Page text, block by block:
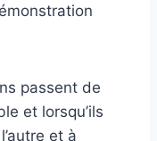
passent de
et lorsqu’ils
et à